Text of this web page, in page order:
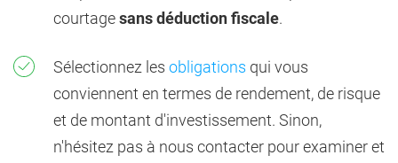
courtagesans déduction fiscale.
Sélectionnez les obligations qui vous
conviennent en termes de rendement, de risque
et de montant d'investissement. Sinon,
n'hésitez pas à nous contacter pour examiner et